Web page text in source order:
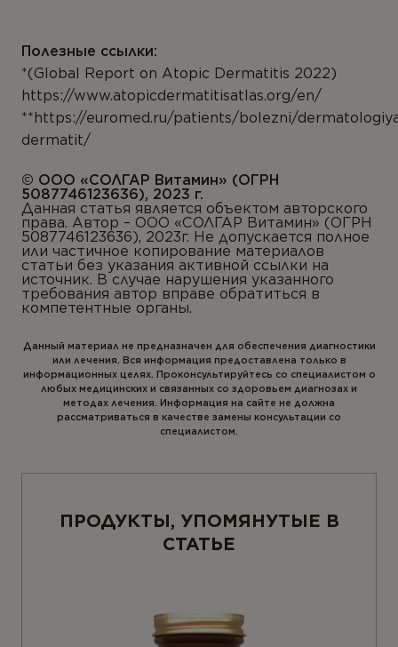
Полезные ссылки:
*(Global Report on Atopic Dermatitis 2022)
https://www.atopicdermatitisatlas.org/en/
**https://euromed.ru/patients/bolezni/
dermatit/
© ООО «CОЛГАР Витамин» (ОГРН
5087746123636), 2023 г.
Данная статья является объектом авторского
права. Автор – ООО «СОЛГАР Витамин» (ОГРН
5087746123636), 2023г. Не допускается полное
или частичное копирование материалов
статьи без указания активной ссылки на
источник. В случае нарушения указанного
требования автор вправе обратиться в
компетентные органы.
Данный материал не предназначен для обеспечения диагностики
или лечения. Вся информация предоставлена только в
информационных целях. Проконсультируйтесь со специалистом о
любых медицинских и связанных со здоровьем диагнозах и
методах лечения. Информация на сайте не должна
рассматриваться в качестве замены консультации со
специалистом.
ПРОДУКТЫ, УПОМЯНУТЫЕ В
СТАТЬЕ